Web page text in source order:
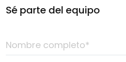
Sé parte del equipo